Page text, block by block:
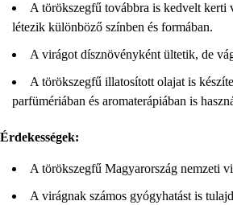
A törökszegfű továbbra is kedvelt kerti
létezik különböző színben és formában.
A virágot dísznövényként ültetik, de
A törökszegfű illatosított olajat is
parfümériában és aromaterápiában is
Érdekességek:
A törökszegfű Magyarország nemzeti
A virágnak számos gyógyhatást is